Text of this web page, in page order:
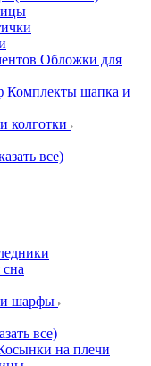
Обложки для
Комплекты шапка и
колготки
все)
шарфы
все)
на плечи